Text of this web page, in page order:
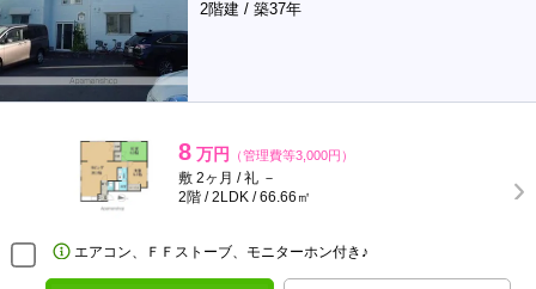
2階建 / 築37年
8 万円 （管理費等3,000円）
敷 2ヶ月 / 礼 －
2階 / 2LDK / 66.66㎡
エアコン、ＦＦストーブ、モニターホン付き♪